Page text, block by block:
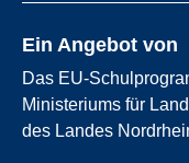
Ein Angebot von
Das EU-
Ministeriums für
des Landes